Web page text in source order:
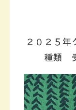
２０２５年
種類